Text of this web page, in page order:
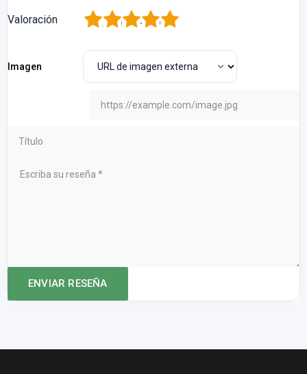
Valoración 5
4
3
2
Imagen